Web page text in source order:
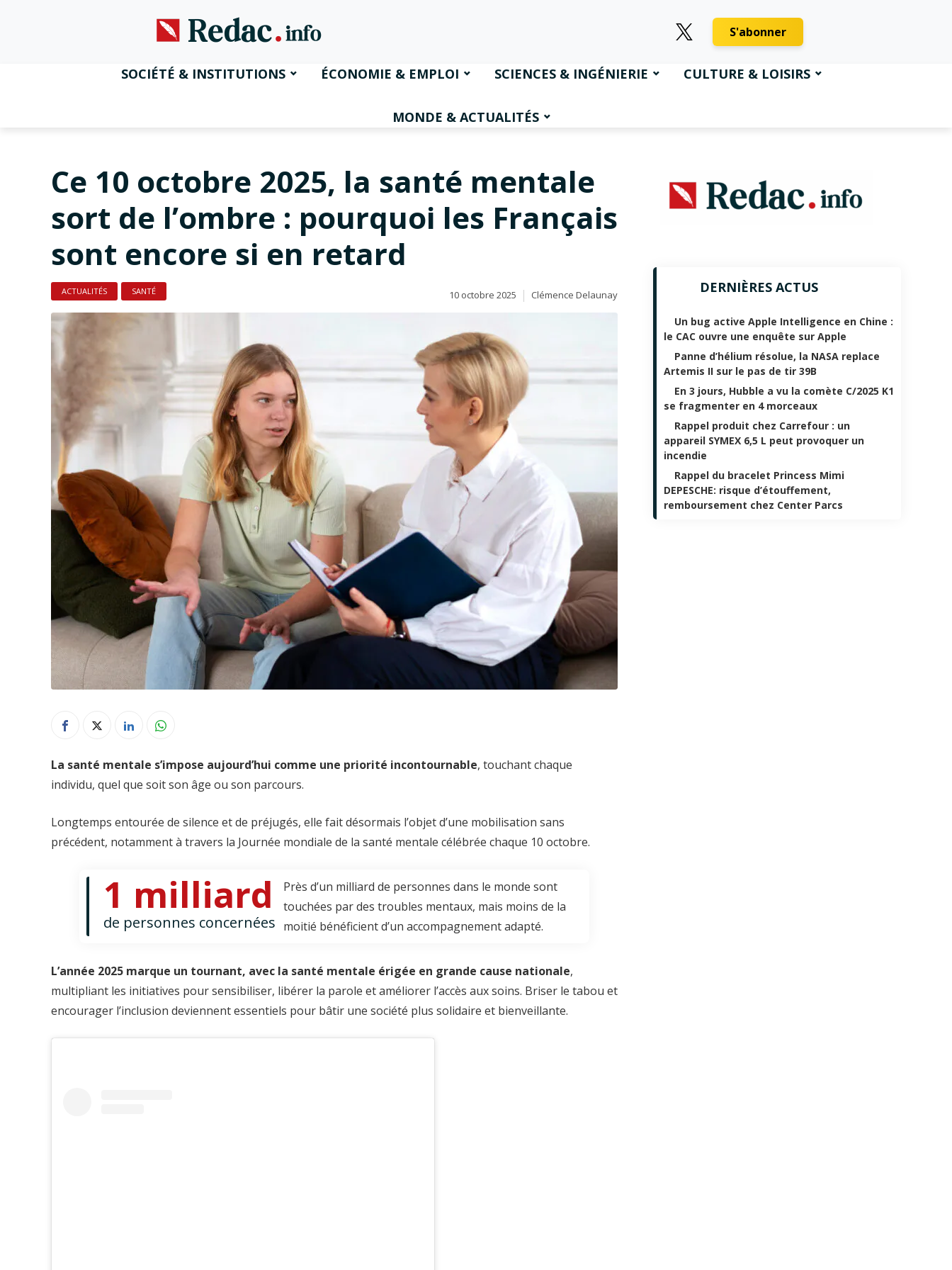
S'abonner
SOCIÉTÉ & INSTITUTIONS ÉCONOMIE & EMPLOI SCIENCES & INGÉNIERIE CULTURE & LOISIRS
MONDE & ACTUALITÉS
Ce 10 octobre 2025, la santé mentale
sort de l’ombre : pourquoi les Français
sont encore si en retard
ACTUALITÉS SANTÉ 10 octobre 2025 Clémence Delaunay
La santé mentale s’impose aujourd’hui comme une priorité incontournable, touchant chaque
individu, quel que soit son âge ou son parcours.
Longtemps entourée de silence et de préjugés, elle fait désormais l’objet d’une mobilisation sans
précédent, notamment à travers la Journée mondiale de la santé mentale célébrée chaque 10 octobre.
1 milliard
de personnes concernées
Près d’un milliard de personnes dans le monde sont
touchées par des troubles mentaux, mais moins de la
moitié bénéficient d’un accompagnement adapté.
L’année 2025 marque un tournant, avec la santé mentale érigée en grande cause nationale,
multipliant les initiatives pour sensibiliser, libérer la parole et améliorer l’accès aux soins. Briser le tabou et
encourager l’inclusion deviennent essentiels pour bâtir une société plus solidaire et bienveillante.
DERNIÈRES ACTUS
Un bug active Apple Intelligence en Chine :
le CAC ouvre une enquête sur Apple
Panne d’hélium résolue, la NASA replace
Artemis II sur le pas de tir 39B
En 3 jours, Hubble a vu la comète C/2025 K1
se fragmenter en 4 morceaux
Rappel produit chez Carrefour : un
appareil SYMEX 6,5 L peut provoquer un
incendie
Rappel du bracelet Princess Mimi
DEPESCHE: risque d’étouffement,
remboursement chez Center Parcs